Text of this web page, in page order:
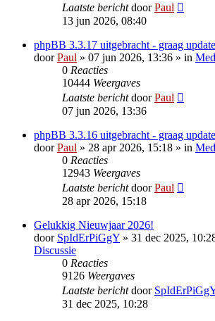
Laatste berichtdoorPaul
13 jun 2026, 08:40
phpBB 3.3.17 uitgebracht - graag
doorPaul » 07 jun 2026, 13:36 » in
0 Reacties
10444 Weergaves
Laatste berichtdoorPaul
07 jun 2026, 13:36
phpBB 3.3.16 uitgebracht - graag
doorPaul » 28 apr 2026, 15:18 » in
0 Reacties
12943 Weergaves
Laatste berichtdoorPaul
28 apr 2026, 15:18
Gelukkig Nieuwjaar 2026!
door SpIdErPiGgY » 31 dec 2025,
Discussie
0 Reacties
9126 Weergaves
Laatste berichtdoor
31 dec 2025, 10:28